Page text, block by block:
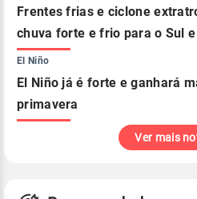
Frentes frias e ciclone
chuva forte e frio para o Sul
El Niño
El Niño já é forte e ganhará
primavera
Ver mais